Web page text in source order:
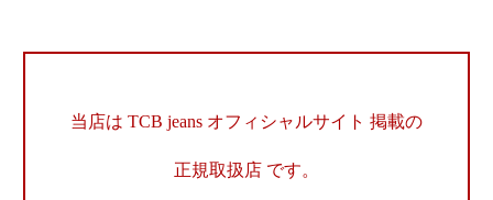
当店は TCB jeans オフィシャルサイト 掲載の
正規取扱店 です。